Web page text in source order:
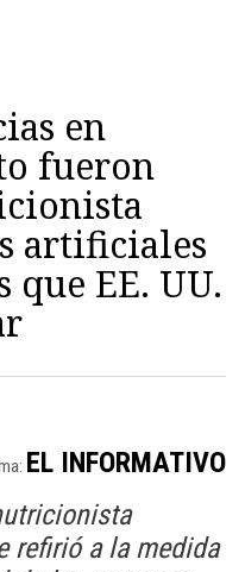
en
fueron
artificiales
EE. UU.
EL INFORMATIVO
refirió a la medida